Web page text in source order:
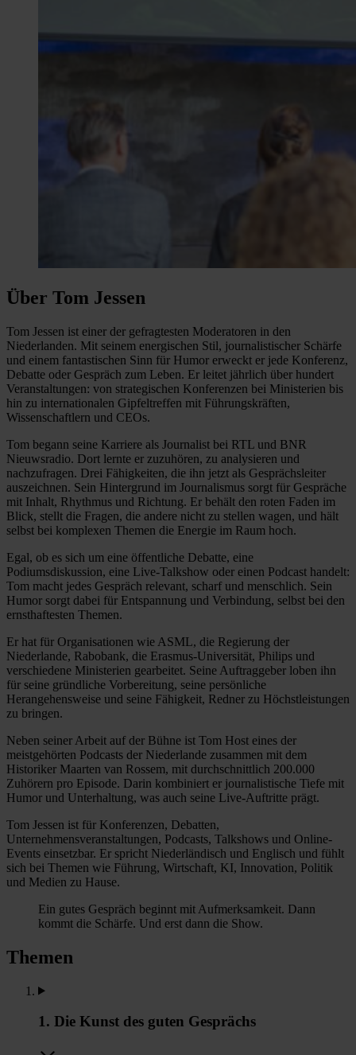
Über Tom Jessen
Tom Jessen ist einer der gefragtesten Moderatoren in den
Niederlanden. Mit seinem energischen Stil, journalistischer Schärfe
und einem fantastischen Sinn für Humor erweckt er jede Konferenz,
Debatte oder Gespräch zum Leben. Er leitet jährlich über hundert
Veranstaltungen: von strategischen Konferenzen bei Ministerien bis
hin zu internationalen Gipfeltreffen mit Führungskräften,
Wissenschaftlern und CEOs.
Tom begann seine Karriere als Journalist bei RTL und BNR
Nieuwsradio. Dort lernte er zuzuhören, zu analysieren und
nachzufragen. Drei Fähigkeiten, die ihn jetzt als Gesprächsleiter
auszeichnen. Sein Hintergrund im Journalismus sorgt für Gespräche
mit Inhalt, Rhythmus und Richtung. Er behält den roten Faden im
Blick, stellt die Fragen, die andere nicht zu stellen wagen, und hält
selbst bei komplexen Themen die Energie im Raum hoch.
Egal, ob es sich um eine öffentliche Debatte, eine
Podiumsdiskussion, eine Live-Talkshow oder einen Podcast handelt:
Tom macht jedes Gespräch relevant, scharf und menschlich. Sein
Humor sorgt dabei für Entspannung und Verbindung, selbst bei den
ernsthaftesten Themen.
Er hat für Organisationen wie ASML, die Regierung der
Niederlande, Rabobank, die Erasmus-Universität, Philips und
verschiedene Ministerien gearbeitet. Seine Auftraggeber loben ihn
für seine gründliche Vorbereitung, seine persönliche
Herangehensweise und seine Fähigkeit, Redner zu Höchstleistungen
zu bringen.
Neben seiner Arbeit auf der Bühne ist Tom Host eines der
meistgehörten Podcasts der Niederlande zusammen mit dem
Historiker Maarten van Rossem, mit durchschnittlich 200.000
Zuhörern pro Episode. Darin kombiniert er journalistische Tiefe mit
Humor und Unterhaltung, was auch seine Live-Auftritte prägt.
Tom Jessen ist für Konferenzen, Debatten,
Unternehmensveranstaltungen, Podcasts, Talkshows und Online-
Events einsetzbar. Er spricht Niederländisch und Englisch und fühlt
sich bei Themen wie Führung, Wirtschaft, KI, Innovation, Politik
und Medien zu Hause.
Ein gutes Gespräch beginnt mit Aufmerksamkeit. Dann
kommt die Schärfe. Und erst dann die Show.
Themen
1. Die Kunst des guten Gesprächs